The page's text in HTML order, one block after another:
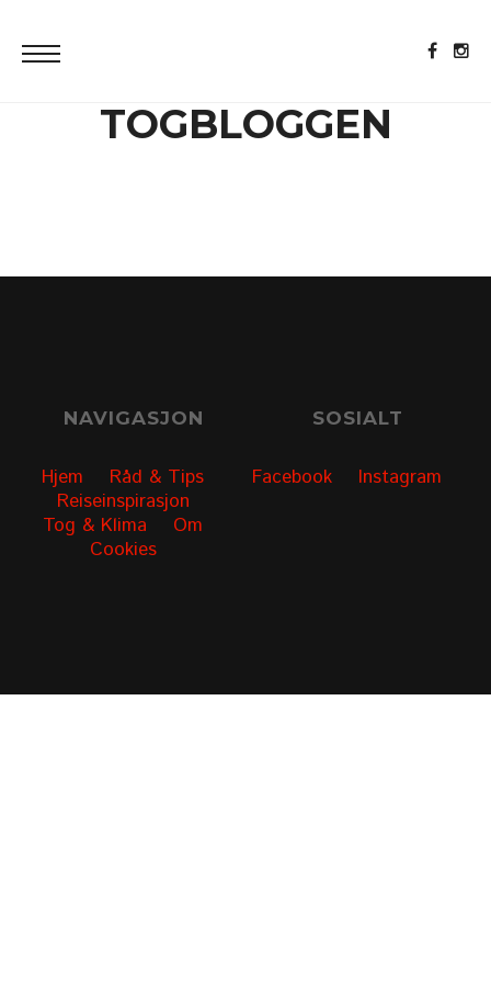
TOGBLOGGEN
NAVIGASJON
Hjem
Råd & Tips
Reiseinspirasjon
Tog & Klima
Om
Cookies
SOSIALT
Facebook Instagram